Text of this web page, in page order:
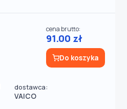
dostawca:
VAICO
cena brutto:
91.00 zł
Do koszyka